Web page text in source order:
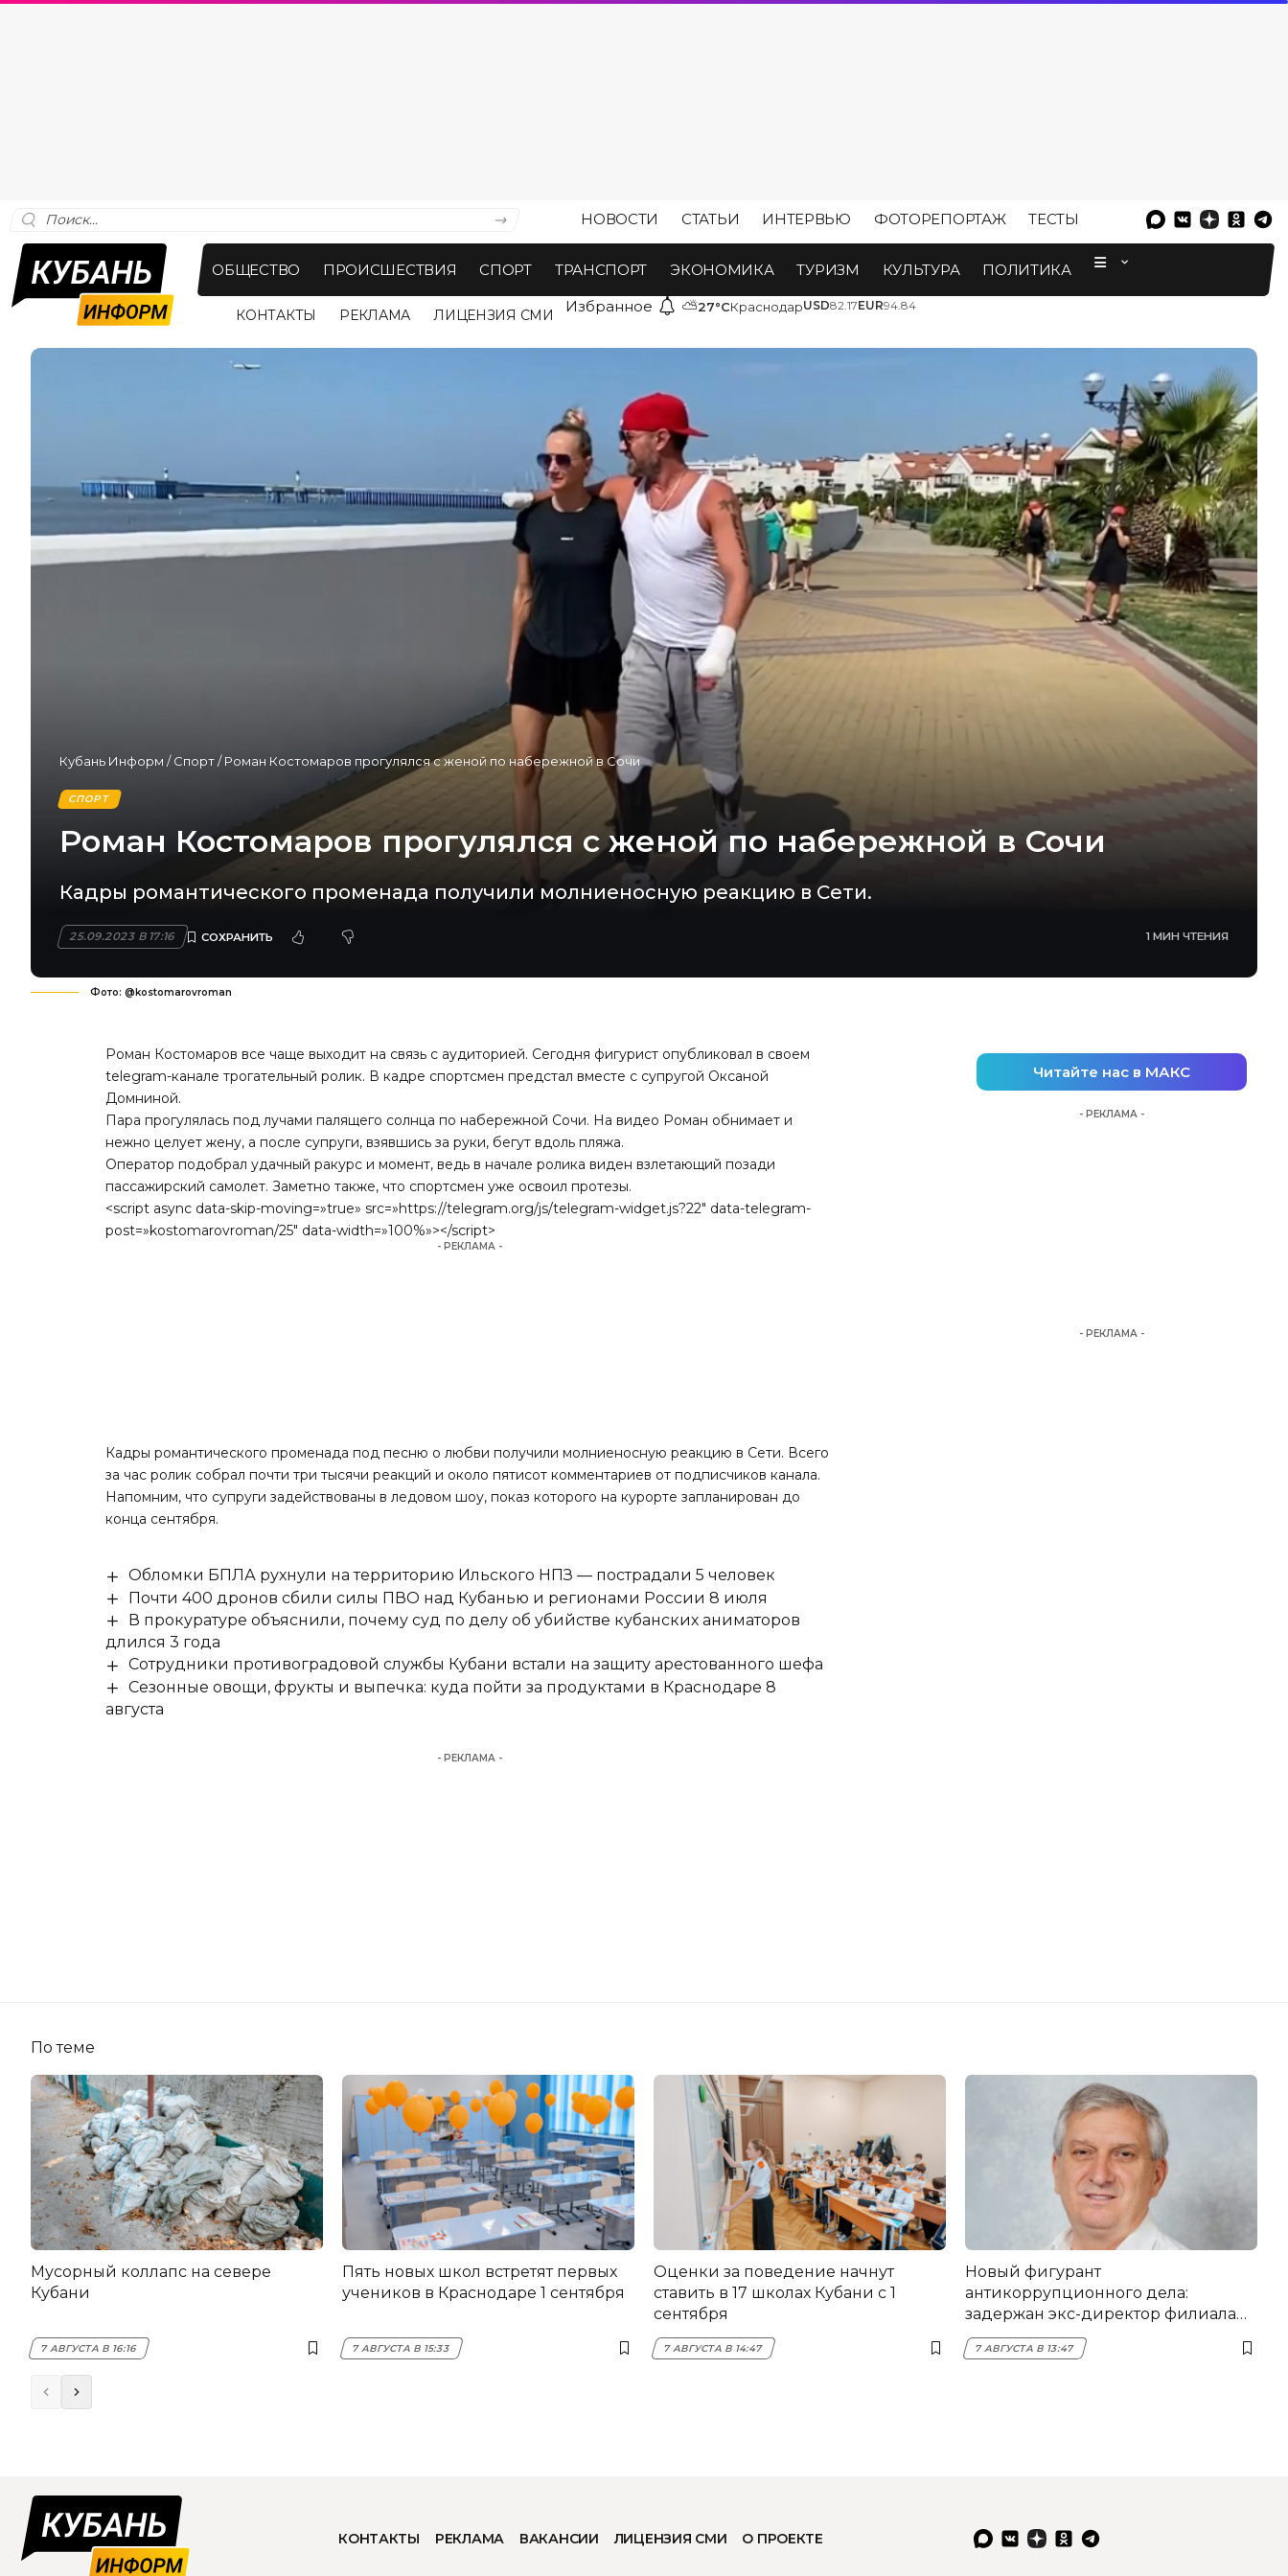
НОВОСТИ СТАТЬИ ИНТЕРВЬЮ ФОТОРЕПОРТАЖ ТЕСТЫ
ОБЩЕСТВО ПРОИСШЕСТВИЯ СПОРТ ТРАНСПОРТ ЭКОНОМИКА ТУРИЗМ КУЛЬТУРА ПОЛИТИКА
КОНТАКТЫ РЕКЛАМА ЛИЦЕНЗИЯ СМИ Избранное ⛅27°CКраснодарUSD82.17EUR94.84
Кубань Информ /Спорт/Роман Костомаров прогулялся с женой по набережной в Сочи
СПОРТ
Роман Костомаров прогулялся с женой по набережной в Сочи
Кадры романтического променада получили молниеносную реакцию в Сети.
25.09.2023 В 17:16 1 МИН ЧТЕНИЯ
Фото: @kostomarovroman
Роман Костомаров все чаще выходит на связь с аудиторией. Сегодня фигурист опубликовал в своем
telegram-канале трогательный ролик. В кадре спортсмен предстал вместе с супругой Оксаной
Домниной.
Пара прогулялась под лучами палящего солнца по набережной Сочи. На видео Роман обнимает и
нежно целует жену, а после супруги, взявшись за руки, бегут вдоль пляжа.
Оператор подобрал удачный ракурс и момент, ведь в начале ролика виден взлетающий позади
пассажирский самолет. Заметно также, что спортсмен уже освоил протезы.
<script async data-skip-moving=»true» src=»https://telegram.org/js/telegram-widget.js?22″ data-telegram-
post=»kostomarovroman/25″ data-width=»100%»></script>
- РЕКЛАМА -
Кадры романтического променада под песню о любви получили молниеносную реакцию в Сети. Всего
за час ролик собрал почти три тысячи реакций и около пятисот комментариев от подписчиков канала.
Напомним, что супруги задействованы в ледовом шоу, показ которого на курорте запланирован до
конца сентября.
Обломки БПЛА рухнули на территорию Ильского НПЗ — пострадали 5 человек
Почти 400 дронов сбили силы ПВО над Кубанью и регионами России 8 июля
В прокуратуре объяснили, почему суд по делу об убийстве кубанских аниматоров
длился 3 года
Сотрудники противоградовой службы Кубани встали на защиту арестованного шефа
Сезонные овощи, фрукты и выпечка: куда пойти за продуктами в Краснодаре 8
августа
- РЕКЛАМА -
Читайте нас в МАКС
- РЕКЛАМА -
- РЕКЛАМА -
По теме
Мусорный коллапс на севере
Кубани
7 АВГУСТА В 16:16
Пять новых школ встретят первых
учеников в Краснодаре 1 сентября
7 АВГУСТА В 15:33
Оценки за поведение начнут
ставить в 17 школах Кубани с 1
сентября
7 АВГУСТА В 14:47
Новый фигурант
антикоррупционного дела:
задержан экс-директор филиала
НЭСК Крымска
7 АВГУСТА В 13:47
КОНТАКТЫ РЕКЛАМА ВАКАНСИИ ЛИЦЕНЗИЯ СМИ О ПРОЕКТЕ